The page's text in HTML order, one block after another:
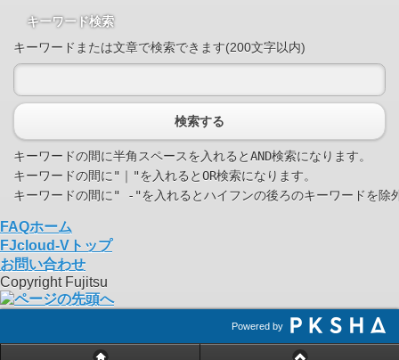
キーワード検索
キーワードまたは文章で検索できます(200文字以内)
検索する
キーワードの間に半角スペースを入れるとAND検索になります。
キーワードの間に"｜"を入れるとOR検索になります。
FAQホーム
FJcloud-Vトップ
お問い合わせ
Copyright Fujitsu
Powered by